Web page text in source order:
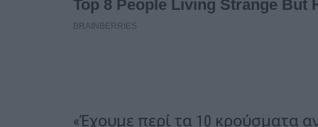
«Έχουμε περί τα 10 κρούσματα